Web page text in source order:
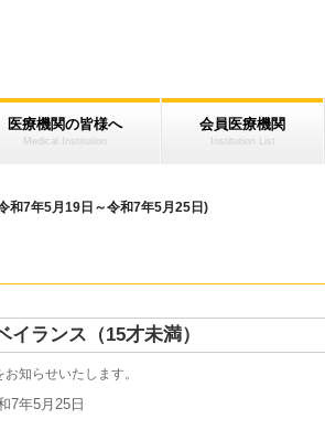
医療機関の皆様へ
Medical Institution
会員医療機関
Institution List
和7年5月19日～令和7年5月25日)
ランス（15才未満）
知らせいたします。
7年5月25日